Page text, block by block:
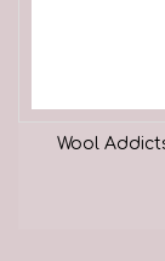
Wool